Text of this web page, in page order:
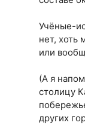
Учёные-
нет, хоть
или
(А я
столицу
других